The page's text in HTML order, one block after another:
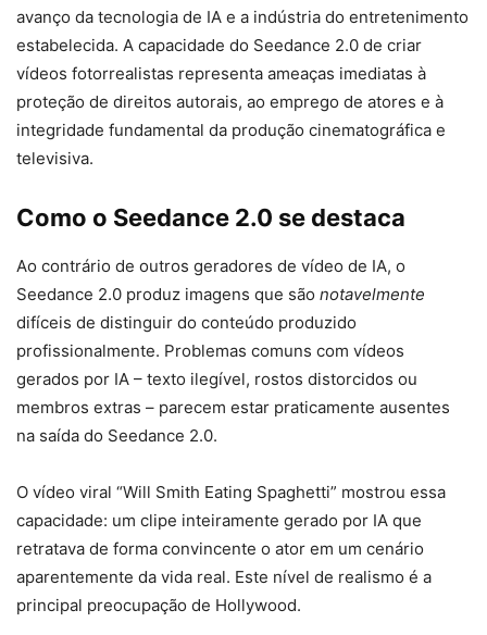
avanço da tecnologia de IA e a indústria do entretenimento
estabelecida. A capacidade do Seedance 2.0 de criar
vídeos fotorrealistas representa ameaças imediatas à
proteção de direitos autorais, ao emprego de atores e à
integridade fundamental da produção cinematográfica e
televisiva.
Como o Seedance 2.0 se destaca
Ao contrário de outros geradores de vídeo de IA, o
Seedance 2.0 produz imagens que são notavelmente
difíceis de distinguir do conteúdo produzido
profissionalmente. Problemas comuns com vídeos
gerados por IA – texto ilegível, rostos distorcidos ou
membros extras – parecem estar praticamente ausentes
na saída do Seedance 2.0.
O vídeo viral “Will Smith Eating Spaghetti” mostrou essa
capacidade: um clipe inteiramente gerado por IA que
retratava de forma convincente o ator em um cenário
aparentemente da vida real. Este nível de realismo é a
principal preocupação de Hollywood.